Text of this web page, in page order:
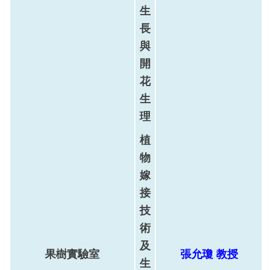
果樹實驗室
生
長
與
開
花
生
理
植
物
嫁
接
技
術
及
生
張允瓊 教授